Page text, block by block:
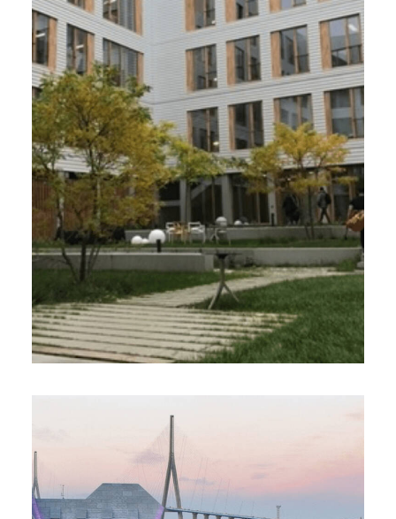
Greentech. Unofi, Lille (59)
8 000 m², 2018
Développement de l’immeuble de bureaux
Greentech
Due Diligence et Monitoring VEFA
Terreo